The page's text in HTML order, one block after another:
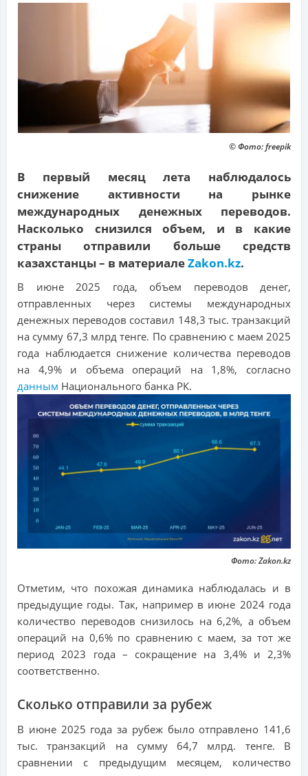
© Фото: freepik
В первый месяц лета наблюдалось
снижение активности на рынке
международных денежных переводов.
Насколько снизился объем, и в какие
страны отправили больше средств
казахстанцы – в материалеZakon.kz.
В июне 2025 года, объем переводов денег,
отправленных через системы международных
денежных переводов составил 148,3 тыс. транзакций
на сумму 67,3 млрд тенге. По сравнению с маем 2025
года наблюдается снижение количества переводов
на 4,9% и объема операций на 1,8%, согласно
данным Национального банка РК.
Фото: Zakon.kz
Отметим, что похожая динамика наблюдалась и в
предыдущие годы. Так, например в июне 2024 года
количество переводов снизилось на 6,2%, а объем
операций на 0,6% по сравнению с маем, за тот же
период 2023 года – сокращение на 3,4% и 2,3%
соответственно.
Сколько отправили за рубеж
В июне 2025 года за рубеж было отправлено 141,6
тыс. транзакций на сумму 64,7 млрд. тенге. В
сравнении с предыдущим месяцем, количество